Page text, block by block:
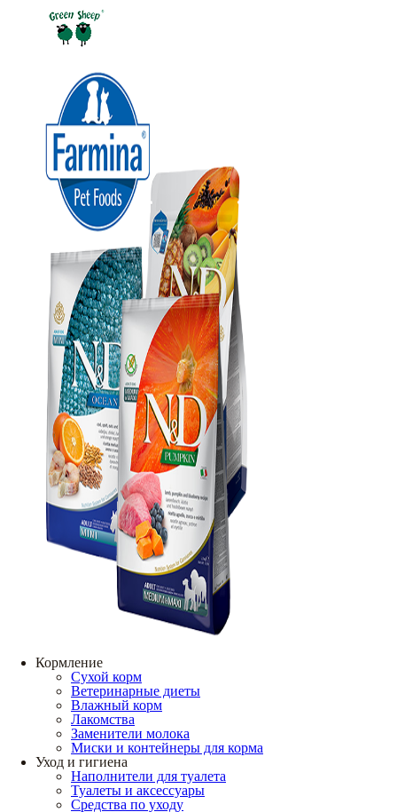
Кормление
Сухой корм
Ветеринарные диеты
Влажный корм
Лакомства
Заменители молока
Миски и контейнеры для корма
Уход и гигиена
Наполнители для туалета
Туалеты и аксессуары
Средства по уходу